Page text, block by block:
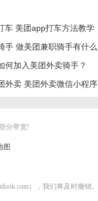
车 美团app打车方法教学
手 做美团兼职骑手有什么
何加入美团外卖骑手？
外卖 美团外卖微信小程序
分带宽!
图
），我们将及时撤销。